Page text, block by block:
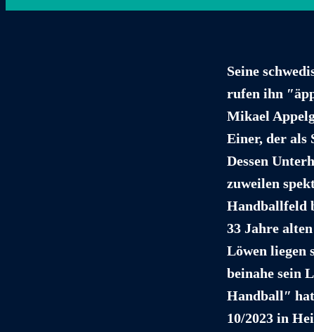
Seine
rufen ihn
Mikael
Einer, der als
Dessen
zuweilen
Handballfeld
33 Jahre
Löwen liegen
beinahe sein
Handball″
10/2023 in